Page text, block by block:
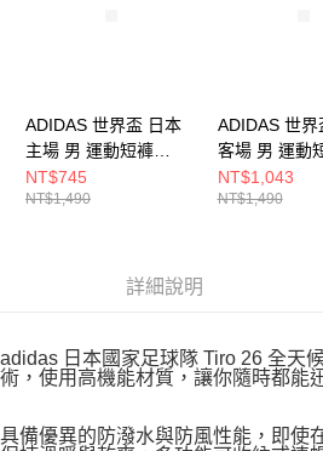
ADIDAS 世界盃 日本
主場 男 運動短褲
JN1868
NT$745
NT$1,490
ADIDAS 世界
客場 男 運動
JN1877
NT$1,043
NT$1,490
詳細說明
adidas 日本國家足球隊 Tiro 26 全天
術，使用高機能材質，讓你隨時都能
具備優異的防潑水與防風性能，即使